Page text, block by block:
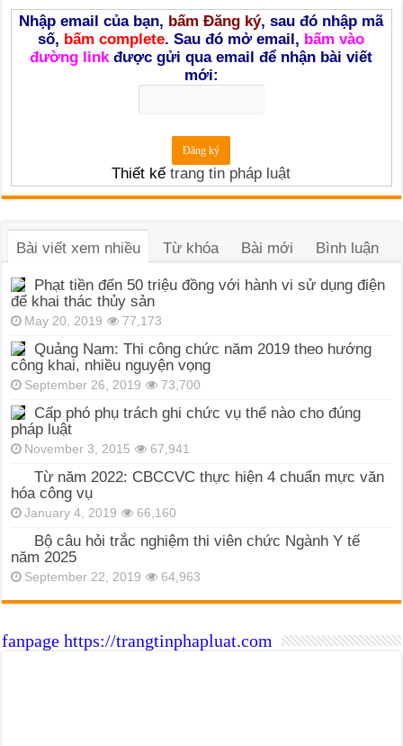
Nhập email của bạn, bấm Đăng ký, sau đó nhập mã
số, bấm complete. Sau đó mở email, bấm vào
đường linkđược gửi qua email để nhận bài viết
mới:
Thiết kếtrang tin pháp luật
Bài viết xem nhiều Từ khóa Bài mới Bình luận
Phạt tiền đến 50 triệu đồng với hành vi sử dụng điện
để khai thác thủy sản
May 20, 2019 77,173
Quảng Nam: Thi công chức năm 2019 theo hướng
công khai, nhiều nguyện vọng
September 26, 2019 73,700
Cấp phó phụ trách ghi chức vụ thế nào cho đúng
pháp luật
November 3, 2015 67,941
Từ năm 2022: CBCCVC thực hiện 4 chuẩn mực văn
hóa công vụ
January 4, 2019 66,160
Bộ câu hỏi trắc nghiệm thi viên chức Ngành Y tế
năm 2025
September 22, 2019 64,963
fanpage https://trangtinphapluat.com